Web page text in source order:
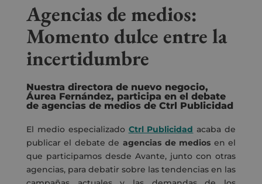
Agencias de medios:
Momento dulce entre la
incertidumbre
Nuestra directora de nuevo negocio,
Áurea Fernández, participa en el debate
de agencias de medios de Ctrl Publicidad
El medio especializado Ctrl Publicidad acaba de
publicar el debate de agencias de medios en el
que participamos desde Avante, junto con otras
agencias, para debatir sobre las tendencias en las